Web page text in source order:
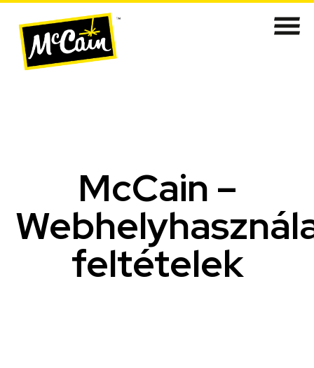
McCain –
feltételek